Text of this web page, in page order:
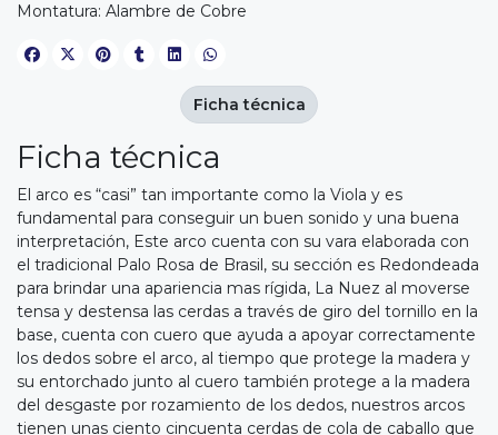
Montatura: Alambre de Cobre
Ficha técnica
El arco es “casi” tan importante como la Viola y es
fundamental para conseguir un buen sonido y una buena
interpretación, Este arco cuenta con su vara elaborada con
el tradicional Palo Rosa de Brasil, su sección es Redondeada
para brindar una apariencia mas rígida, La Nuez al moverse
tensa y destensa las cerdas a través de giro del tornillo en la
base, cuenta con cuero que ayuda a apoyar correctamente
los dedos sobre el arco, al tiempo que protege la madera y
su entorchado junto al cuero también protege a la madera
del desgaste por rozamiento de los dedos, nuestros arcos
tienen unas ciento cincuenta cerdas de cola de caballo que
Ficha técnica